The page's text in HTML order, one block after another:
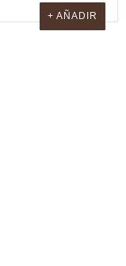
+ AÑADIR